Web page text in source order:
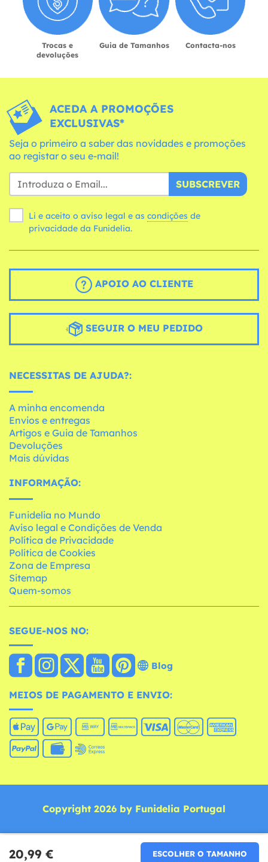
20,99 € ESCOLHER O TAMANHO
Trocas e
devoluções
Guia de Tamanhos Contacta-nos
ACEDA A PROMOÇÕES
EXCLUSIVAS*
Seja o primeiro a saber das novidades e promoções
ao registar o seu e-mail!
SUBSCREVER
Li e aceito o aviso legal e as condições
privacidade da Funidelia.
APOIO AO CLIENTE
SEGUIR O MEU PEDIDO
NECESSITAS DE AJUDA?:
A minha encomenda
Envios e entregas
Artigos e Guia de Tamanhos
Devoluções
Mais dúvidas
INFORMAÇÃO:
Funidelia no Mundo
Aviso legal e Condições de Venda
Política de Privacidade
Política de Cookies
Zona de Empresa
Sitemap
Quem-somos
SEGUE-NOS NO:
Blog
MEIOS DE PAGAMENTO E ENVIO:
Copyright 2026 by Funidelia Portugal